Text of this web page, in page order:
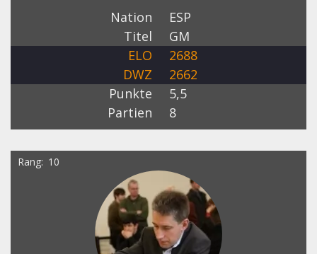
Nation
ESP
Titel
GM
ELO
2688
DWZ
2662
Punkte
5,5
Partien
8
Rang 10